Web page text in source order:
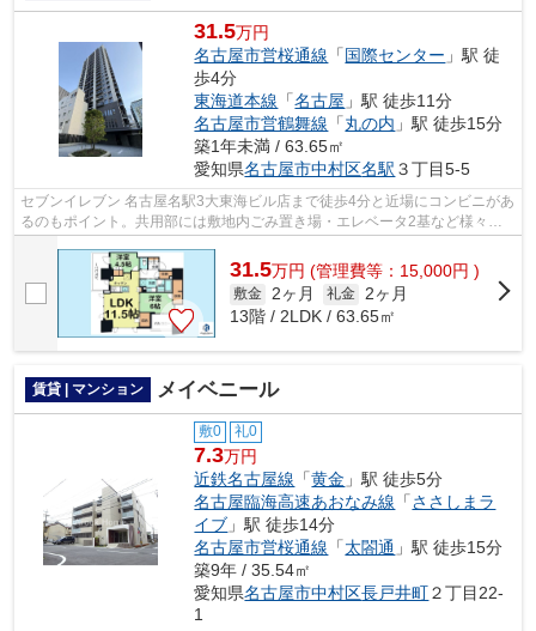
31.5万円
名古屋市営桜通線 「国際センター 」駅 徒
歩4分
東海道本線 「名古屋 」駅 徒歩11分
名古屋市営鶴舞線 「丸の内 」駅 徒歩15分
築1年未満 / 63.65㎡
愛知県名古屋市中村区名駅 ３丁目5-5
セブンイレブン 名古屋名駅3大東海ビル店まで徒歩4分と近場にコンビニがあ
るのもポイント。共用部には敷地内ごみ置き場・エレベータ2基など様々な
設備やサービスが揃っているので便利...
31.5万円 (管理費等：15,000円 )
敷金 2ヶ月 礼金 2ヶ月
13階 / 2LDK / 63.65㎡
賃貸 | マンション メイベニール
敷0 礼0
7.3万円
近鉄名古屋線 「黄金 」駅 徒歩5分
名古屋臨海高速あおなみ線 「ささしまラ
イブ 」駅 徒歩14分
名古屋市営桜通線 「太閤通 」駅 徒歩15分
築9年 / 35.54㎡
愛知県名古屋市中村区長戸井町２丁目22-
1